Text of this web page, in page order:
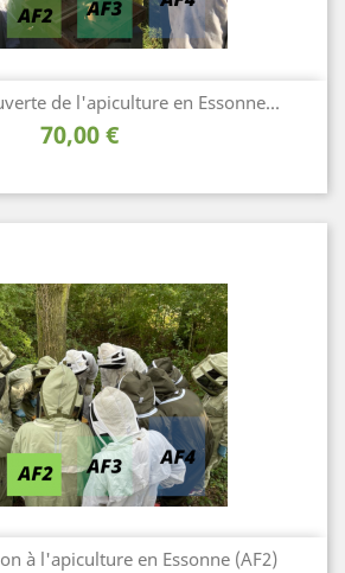
de l'apiculture en Essonne...
Prix
70,00 €
à l'apiculture en Essonne (AF2)